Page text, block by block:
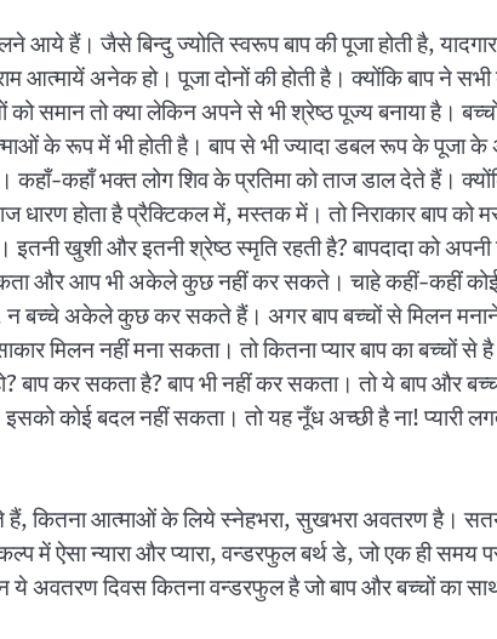
आये हैं। जैसे बिन्दु ज्योति स्वरूप बाप की पूजा होती है,
आत्मायें अनेक हो। पूजा दोनों की होती है। क्योंकि बाप ने
समान तो क्या लेकिन अपने से भी श्रेष्ठ पूज्य बनाया है।
के रूप में भी होती है। बाप से भी ज्यादा डबल रूप के पूजा
कहाँ-कहाँ भक्त लोग शिव के प्रतिमा को ताज डाल देते हैं।
धारण होता है प्रैक्टिकल में, मस्तक में। तो निराकार बाप
खुशी और इतनी श्रेष्ठ स्मृति रहती है? बापदादा को
और आप भी अकेले कुछ नहीं कर सकते। चाहे कहीं-कहीं कोई-
अकेले कुछ कर सकते हैं। अगर बाप बच्चों से मिलन मनाने
मिलन नहीं मना सकता। तो कितना प्यार बाप का
कर सकता है? बाप भी नहीं कर सकता। तो ये बाप और
इसको कोई बदल नहीं सकता। तो यह नूँध अच्छी है ना! प्यारी
हैं, कितना आत्माओं के लिये स्नेहभरा, सुखभरा अवतरण है।
में ऐसा न्यारा और प्यारा, वन्डरफुल बर्थ डे, जो एक ही समय
ये अवतरण दिवस कितना वन्डरफुल है जो बाप और बच्चों का